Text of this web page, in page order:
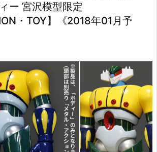
ー 宮沢模型限定
・TOY】《2018年01月予